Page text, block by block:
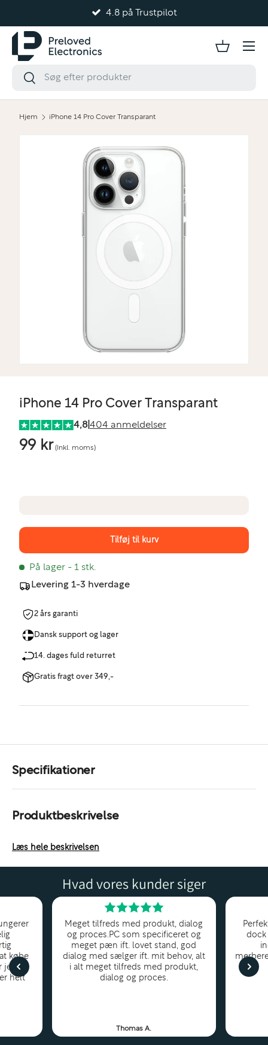
4.8 på Trustpilot
Hjem iPhone 14 Pro Cover Transparant
iPhone 14 Pro Cover Transparant
4,8|404 anmeldelser
99 kr(Inkl. moms)
Tilføj til kurv
På lager - 1 stk.
Levering 1-3 hverdage
2 års garanti
Dansk support og lager
14. dages fuld returret
Gratis fragt over 349,-
Produktbeskrivelse
Læs hele beskrivelsen
Specifikationer
Hvad vores kunder siger
købe
helt
Meget tilfreds med produkt, dialog
og proces.PC som specificeret og
meget pæn ift. lovet stand, god
dialog med sælger ift. mit behov, alt
i alt meget tilfreds med produkt,
dialog og proces.
Thomas A.
dock